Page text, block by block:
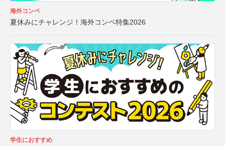
海外コンペ
夏休みにチャレンジ！海外コンペ特集2026
学生におすすめ